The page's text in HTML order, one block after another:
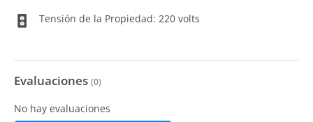
Tensión de la Propiedad: 220 volts
Evaluaciones (0)
No hay evaluaciones